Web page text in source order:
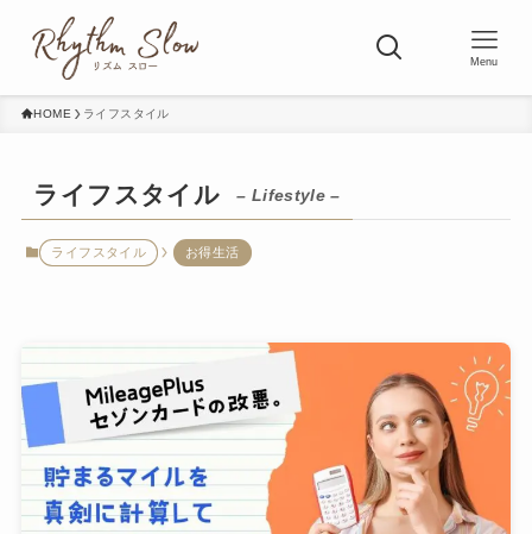
Menu
HOME ライフスタイル
ライフスタイル – Lifestyle –
ライフスタイル お得生活